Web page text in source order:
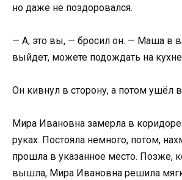
но даже не поздоровался.
— А, это вы, — бросил он. — Маша в
выйдет, можете подождать на
Он кивнул в сторону, а потом ушёл
Мира Ивановна замерла в
руках. Постояла немного, потом,
прошла в указанное место. Позже,
вышла, Мира Ивановна решила